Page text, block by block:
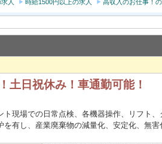
人 時給1500円以上の求人 高収入のお仕事！の
土日祝休み！車通勤可能！
ト現場での日常点検、各機器操作、リフト
を有し、産業廃棄物の減量化、安定化、無害